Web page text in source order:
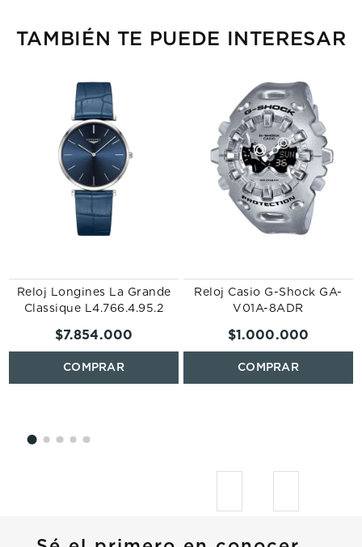
TAMBIÉN TE PUEDE INTERESAR
Reloj Longines La Grande
Classique L4.766.4.95.2
$7.854.000
Reloj Casio G-Shock GA-
V01A-8ADR
$1.000.000